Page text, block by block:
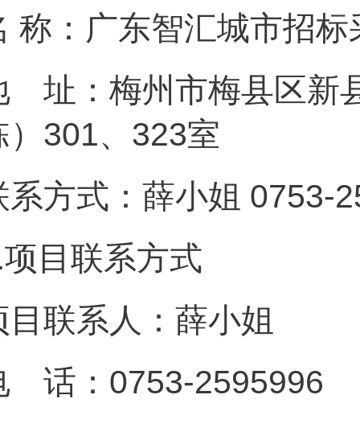
称：广东智汇城市招
址：梅州市梅县区新
）301、323室
系方式：薛小姐 0753-
项目联系方式
目联系人：薛小姐
话：0753-2595996